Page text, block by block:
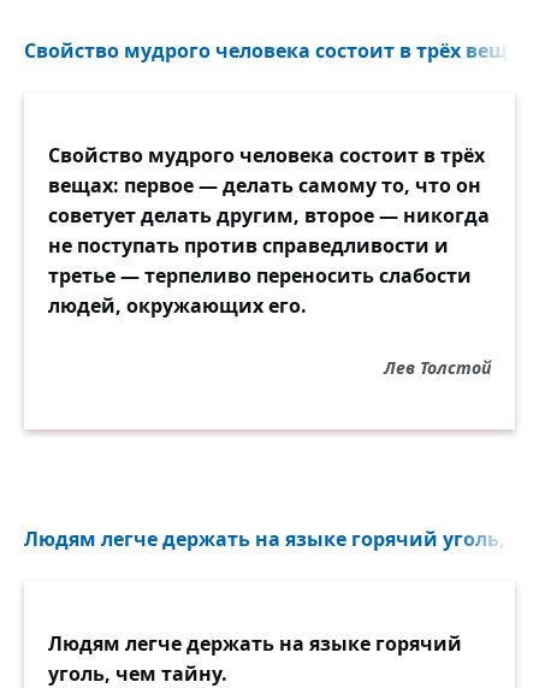
Свойство мудрого человека состоит в трёх
Свойство мудрого человека состоит в трёх
вещах: первое — делать самому то, что он
советует делать другим, второе — никогда
не поступать против справедливости и
третье — терпеливо переносить слабости
людей, окружающих его.
Лев Толстой
Людям легче держать на языке горячий уголь,
Людям легче держать на языке горячий
уголь, чем тайну.